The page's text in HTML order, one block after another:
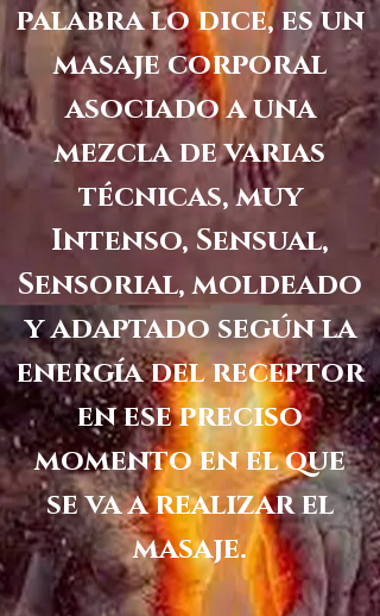
palabra lo dice, es un
masaje corporal
asociado a una
mezcla de varias
técnicas, muy
Intenso, Sensual,
Sensorial, moldeado
y adaptado según la
energía del receptor
en ese preciso
momento en el que
se va a realizar el
masaje.